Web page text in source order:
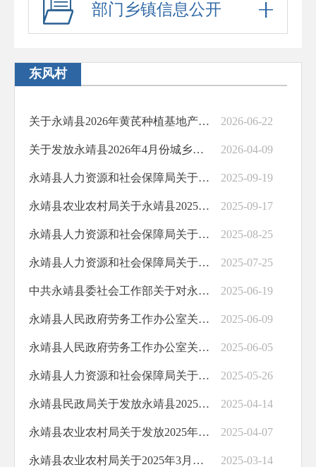
政府信息公开标准目录
助企纾困
基层政务公开标准化规范化
部门乡镇信息公开
东风村
关于永靖县2026年黄芪种植基地产业奖补项目计划奖补花名的公示(第一批） 2026-06-22
关于发放永靖县2026年4月份城乡居民最低生活保障金的公示 2026-04-09
永靖县人力资源和社会保障局关于发放2025年9月份乡村公益性岗位补贴的公示 2025-09-19
永靖县农业农村局关于永靖县2025年秋季第一批雨露计划学生补助名单的公示 2025-09-17
永靖县人力资源和社会保障局关于发放2025年8月份乡村公益性岗位补贴的公示 2025-08-25
永靖县人力资源和社会保障局关于发放2025年7月份乡村公益性岗位补贴的公示 2025-07-25
中共永靖县委社会工作部关于对永靖县2025年6月份社长、社区工作者、网格员等乡村工作人员报酬发放情况的公示 2025-06-19
永靖县人民政府劳务工作办公室关于发放2025年第三次劳务奖补的公示 2025-06-09
永靖县人民政府劳务工作办公室关于发放2025年第二次劳务奖补的公示 2025-06-05
永靖县人力资源和社会保障局关于发放2025年5月份乡村公益性岗位补贴的公示 2025-05-26
永靖县民政局关于发放永靖县2025年4月份城乡居民最低生活保障金的公示 2025-04-14
永靖县农业农村局关于发放2025年永靖县耕地地力保护补贴资金的公示 2025-04-07
永靖县农业农村局关于2025年3月份监测对象风险消除公示 2025-03-14